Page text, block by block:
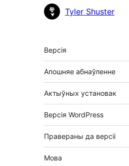
УдзельнікіTyler Shuster
Мета
Версія
Апошняе абнаўленне
Актыўных установак
Версія WordPress
Правераны да версіі
Мова